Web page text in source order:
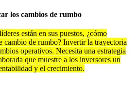
los cambios de rumbo
están en sus puestos, ¿cómo
cambio de rumbo? Invertir la trayectoria
operativos. Necesita una estrategia
que muestre a los inversores un
y el crecimiento.